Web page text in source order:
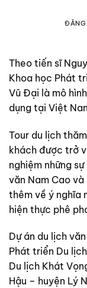
ĐĂNG
Theo tiến sĩ
Khoa học Phát
Vũ Đại là mô
dụng tại Việt
Tour du lịch thăm
khách được trở
nghiệm những
văn Nam Cao
thêm về ý nghĩa
hiện thực phê
Dự án du lịch
Phát triển Du
Du lịch Khát
Hậu – huyện Lý